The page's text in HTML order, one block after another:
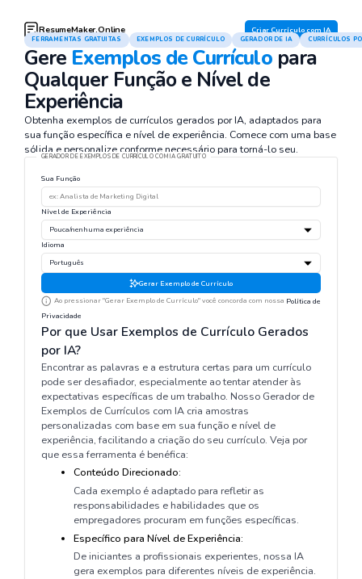
ResumeMaker.Online Criar Currículo com IA
FERRAMENTAS GRATUITAS EXEMPLOS DE CURRÍCULO GERADOR DE IA CURRÍCULOS
Gere Exemplos de Currículopara
Qualquer Função e Nível de
Experiência
Obtenha exemplos de currículos gerados por IA, adaptados para
sua função específica e nível de experiência. Comece com uma base
sólida e personalize conforme necessário para torná-lo seu.
GERADOR DE EXEMPLOS DE CURRÍCULO COM IA GRATUITO
Sua Função
Nível de Experiência
Idioma
Gerar Exemplo de Currículo
Ao pressionar "Gerar Exemplo de Currículo" você concorda com nossa Política de
Privacidade
Por que Usar Exemplos de Currículo Gerados
por IA?
Encontrar as palavras e a estrutura certas para um currículo
pode ser desafiador, especialmente ao tentar atender às
expectativas específicas de um trabalho. Nosso Gerador de
Exemplos de Currículos com IA cria amostras
personalizadas com base em sua função e nível de
experiência, facilitando a criação do seu currículo. Veja por
que essa ferramenta é benéfica:
Conteúdo Direcionado:
Cada exemplo é adaptado para refletir as
responsabilidades e habilidades que os
empregadores procuram em funções específicas.
Específico para Nível de Experiência:
De iniciantes a profissionais experientes, nossa IA
gera exemplos para diferentes níveis de experiência.